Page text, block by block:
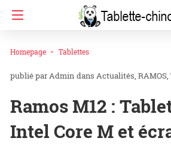
Homepage Tablettes
Admin dans Actualités RAMOS
Ramos M12 :
Intel Core M et